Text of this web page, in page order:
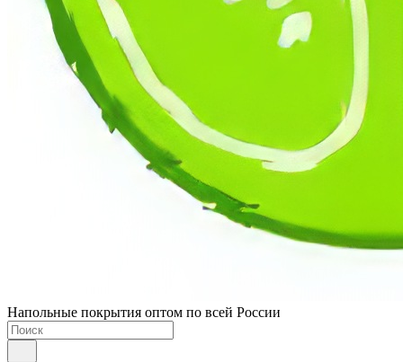
Напольные покрытия оптом по всей России